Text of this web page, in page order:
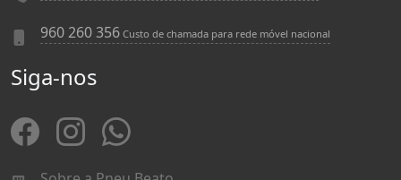
960 260 356 Custo de chamada para rede móvel nacional
Siga-nos